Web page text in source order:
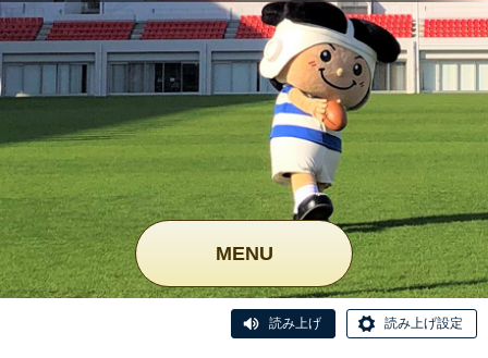
MENU
読み上げ 読み上げ設定